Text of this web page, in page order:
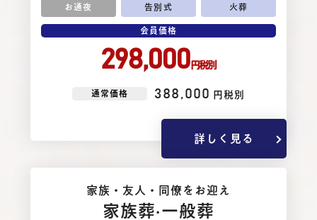
お通夜 告別式 火葬
会員価格
298,000円税別
通常価格 388,000 円税別
詳しく見る
家族・友⼈・同僚をお迎え
家族葬·一般葬